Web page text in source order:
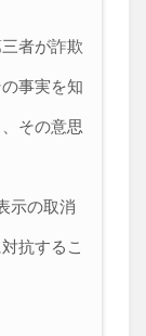
者が詐欺
事実を知
その意思
示の取消
抗するこ